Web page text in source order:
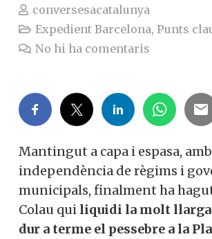
conversesacatalunya
Expedient Barcelona,Punts
No hi ha comentaris
Mantingut a capa i espasa, amb
independència de règims i
municipals, finalment ha
Colau qui liquidi la molt
dur a terme el pessebre a la